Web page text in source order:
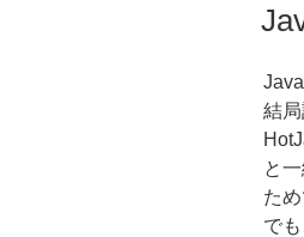
日:
結
と
ため
で